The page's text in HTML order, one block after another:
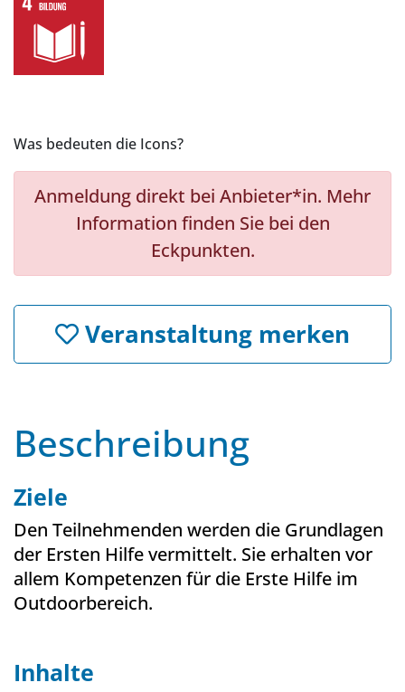
Was bedeuten die Icons?
Anmeldung direkt bei Anbieter*in. Mehr
Information finden Sie bei den
Eckpunkten.
Veranstaltung merken
Beschreibung
Ziele
Den Teilnehmenden werden die Grundlagen
der Ersten Hilfe vermittelt. Sie erhalten vor
allem Kompetenzen für die Erste Hilfe im
Outdoorbereich.
Inhalte